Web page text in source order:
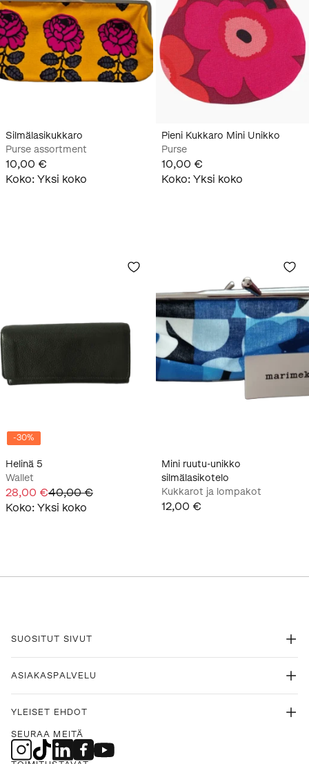
Silmälasikukkaro
Purse assortment
10,00 €
Koko: Yksi koko
Pieni Kukkaro Mini Unikko
Purse
10,00 €
Koko: Yksi koko
-30%
Helinä 5
Wallet
28,00 €40,00 €
Koko: Yksi koko
Mini ruutu-unikko
silmälasikotelo
Kukkarot ja lompakot
12,00 €
SUOSITUT SIVUT
ASIAKASPALVELU
YLEISET EHDOT
SEURAA MEITÄ